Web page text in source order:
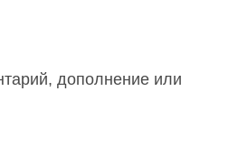
дополнение или